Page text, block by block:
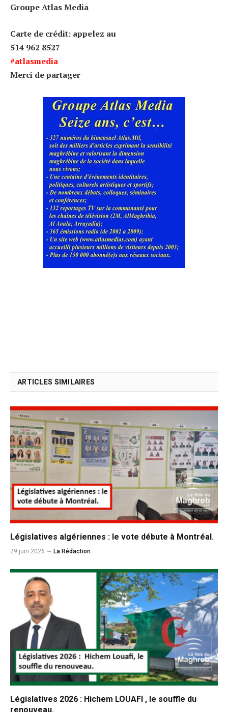
Groupe Atlas Media
Carte de crédit: appelez au
514 962 8527
#atlasmedia
Merci de partager
ARTICLES SIMILAIRES
Législatives algériennes : le vote débute à Montréal.
29 juin 2026 La Rédaction
Législatives 2026 : Hichem LOUAFI , le souffle du
renouveau.